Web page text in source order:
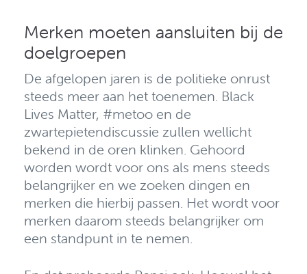
Merken moeten aansluiten bij de
doelgroepen
De afgelopen jaren is de politieke onrust
steeds meer aan het toenemen. Black
Lives Matter, #metoo en de
zwartepietendiscussie zullen wellicht
bekend in de oren klinken. Gehoord
worden wordt voor ons als mens steeds
belangrijker en we zoeken dingen en
merken die hierbij passen. Het wordt voor
merken daarom steeds belangrijker om
een standpunt in te nemen.